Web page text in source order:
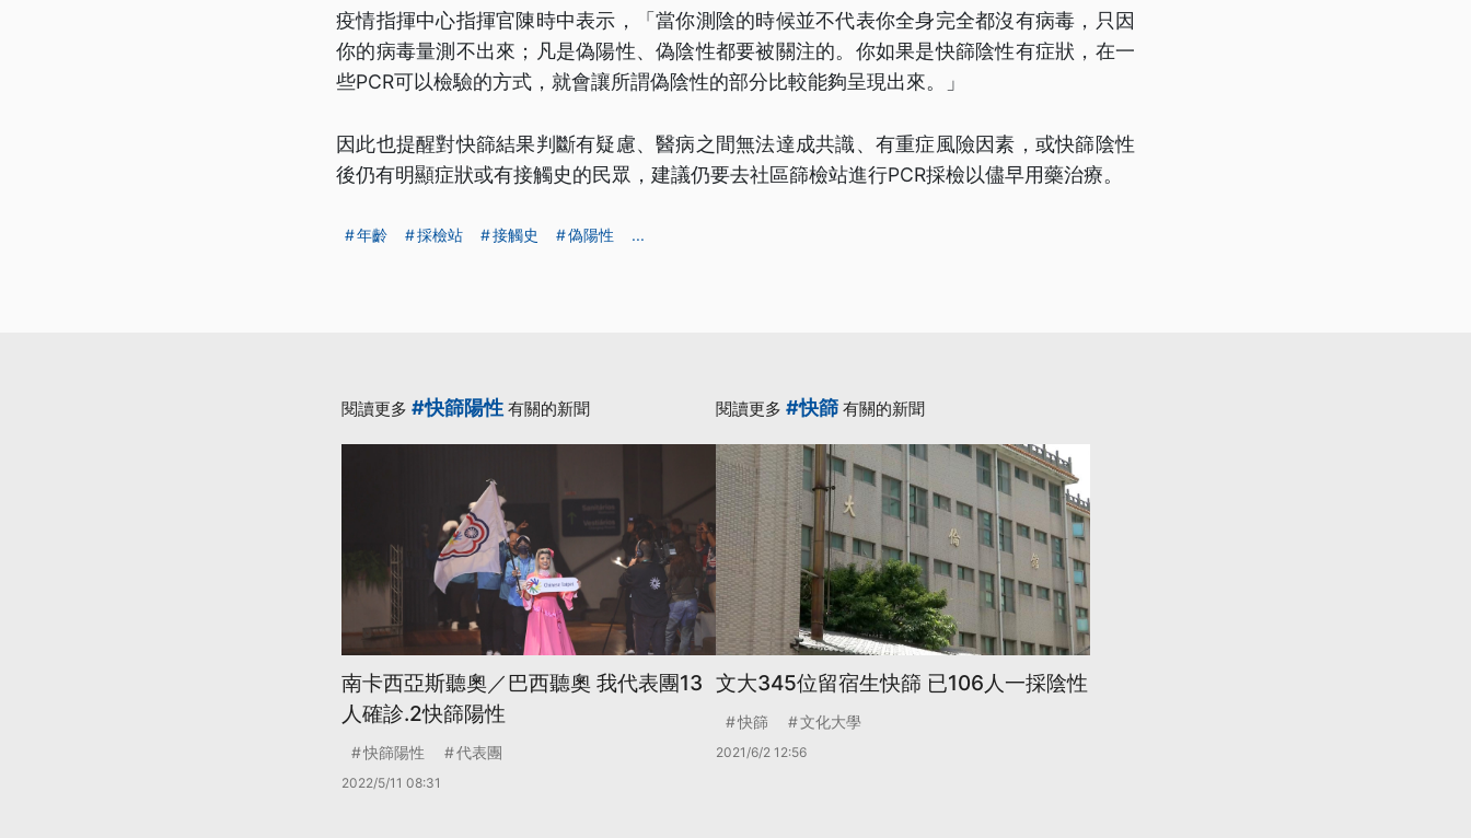
疫情指揮中心指揮官陳時中表示，「當你測陰的時候並不代表你全身完全都沒有病毒，只因
你的病毒量測不出來；凡是偽陽性、偽陰性都要被關注的。你如果是快篩陰性有症狀，在一
些PCR可以檢驗的方式，就會讓所謂偽陰性的部分比較能夠呈現出來。」
因此也提醒對快篩結果判斷有疑慮、醫病之間無法達成共識、有重症風險因素，或快篩陰性
後仍有明顯症狀或有接觸史的民眾，建議仍要去社區篩檢站進行PCR採檢以儘早用藥治療。
年齡 採檢站 接觸史 偽陽性 ...
閱讀更多 #快篩陽性 有關的新聞
南卡西亞斯聽奧／巴西聽奧 我代表團13
人確診.2快篩陽性
快篩陽性 代表團
2022/5/11 08:31
閱讀更多 #快篩 有關的新聞
文大345位留宿生快篩 已106人一採陰性
快篩 文化大學
2021/6/2 12:56